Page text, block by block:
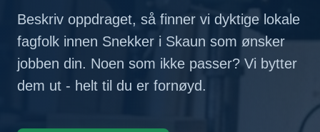
Beskriv oppdraget, så finner vi dyktige lokale
fagfolk innen Snekker i Skaun som ønsker
jobben din. Noen som ikke passer? Vi bytter
dem ut - helt til du er fornøyd.